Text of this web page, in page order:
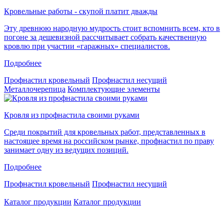
Кровельные работы - скупой платит дважды
Эту древнюю народную мудрость стоит вспомнить всем, кто в
погоне за дешевизной рассчитывает собрать качественную
кровлю при участии «гаражных» специалистов.
Подробнее
Профнастил кровельный Профнастил несущий
Металлочерепица Комплектующие элементы
Кровля из профнастила своими руками
Среди покрытий для кровельных работ, представленных в
настоящее время на российском рынке, профнастил по праву
занимает одну из ведущих позиций.
Подробнее
Профнастил кровельный Профнастил несущий
Каталог продукции Каталог продукции